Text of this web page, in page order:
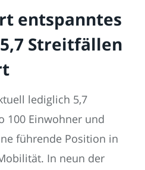
entspanntes
Streitfällen
lediglich 5,7
100 Einwohner und
führende Position in
In neun der